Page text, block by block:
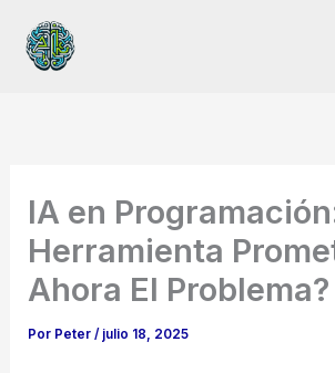
contenido
IA en
Herramienta
Ahora El Problema?
Por Peter/ julio 18, 2025